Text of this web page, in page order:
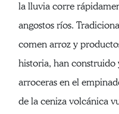
la lluvia corre
angostos ríos.
comen arroz y
historia, han construido
arroceras en el
de la ceniza volcánica